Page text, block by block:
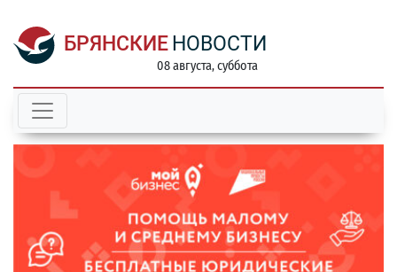
БРЯНСКИЕ НОВОСТИ
08 августа, суббота